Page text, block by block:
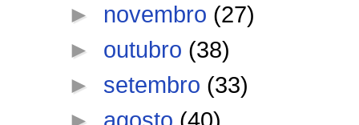
► novembro (27)
► outubro (38)
► setembro (33)